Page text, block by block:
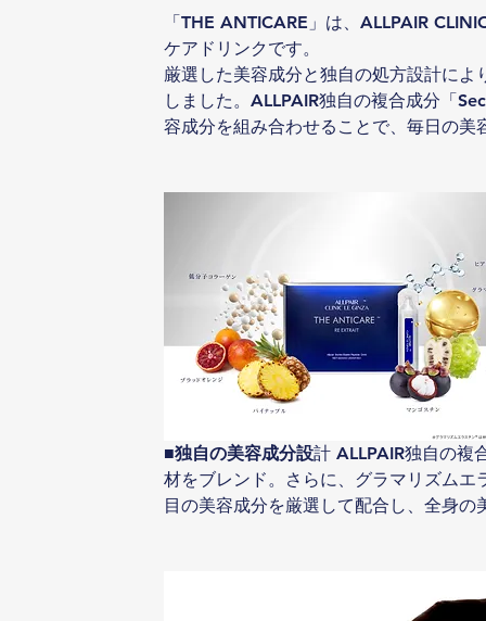
「THE ANTICARE」は、ALLPAIR
ケアドリンクです。
厳選した美容成分と独自の処方設計に
しました。ALLPAIR独自の複合成分「
容成分を組み合わせることで、毎日の
■独自の美容成分設計 ALLPAIR独自の
材をブレンド。さらに、グラマリズムエ
目の美容成分を厳選して配合し、全身